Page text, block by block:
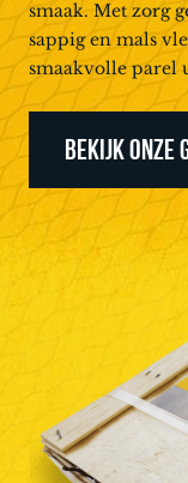
smaak. Met zorg
sappig en mals
smaakvolle parel
BEKIJK ONZE